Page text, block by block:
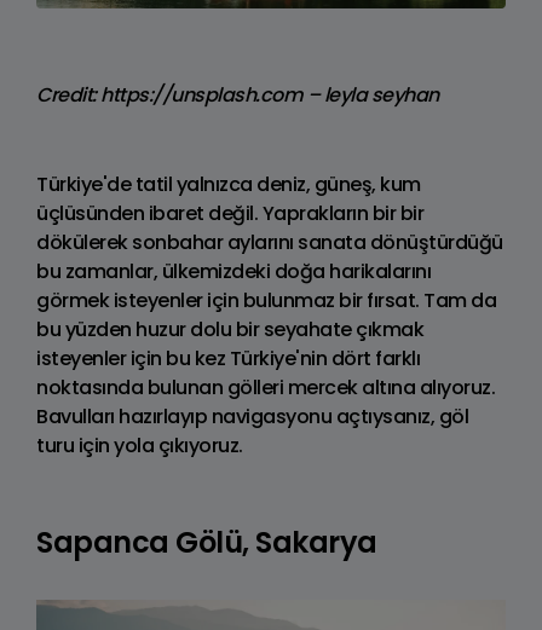
Credit: https://unsplash.com – leyla seyhan
Türkiye'de tatil yalnızca deniz, güneş, kum
üçlüsünden ibaret değil. Yaprakların bir bir
dökülerek sonbahar aylarını sanata dönüştürdüğü
bu zamanlar, ülkemizdeki doğa harikalarını
görmek isteyenler için bulunmaz bir fırsat. Tam da
bu yüzden huzur dolu bir seyahate çıkmak
isteyenler için bu kez Türkiye'nin dört farklı
noktasında bulunan gölleri mercek altına alıyoruz.
Bavulları hazırlayıp navigasyonu açtıysanız, göl
turu için yola çıkıyoruz.
Sapanca Gölü, Sakarya